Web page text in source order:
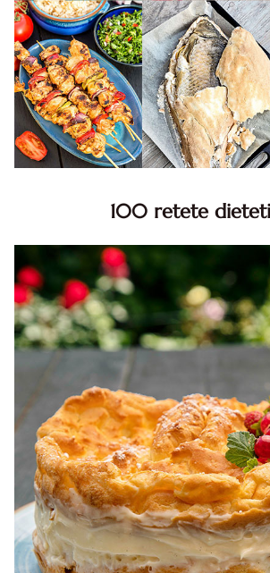
100 retete
dietetice. Idei retete dietetice. 100
pentru dieta.